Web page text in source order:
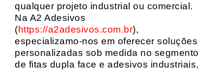
qualquer projeto industrial ou comercial.
Na A2 Adesivos
(https://a2adesivos.com.br),
especializamo-nos em oferecer soluções
personalizadas sob medida no segmento
de fitas dupla face e adesivos industriais,